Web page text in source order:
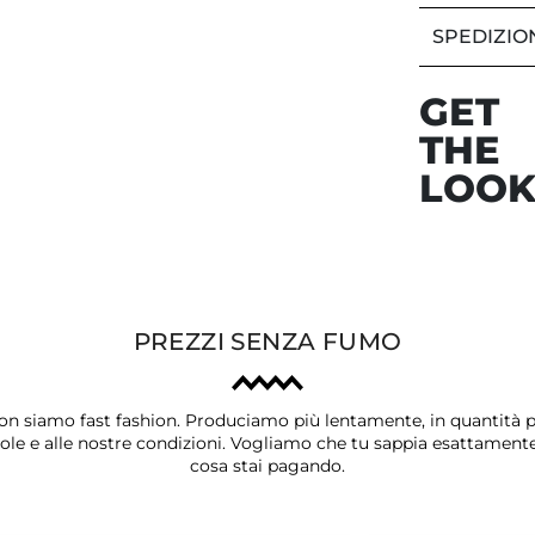
GET
THE
LOOK
PREZZI SENZA FUMO
siamo fast fashion. Produciamo più lentamente, in quantità
e alle nostre condizioni. Vogliamo che tu sappia
cosa stai pagando.